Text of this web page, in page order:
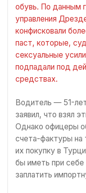
обувь. По данным
управления
конфисковали
паст, которые,
сексуальные
подпадали под
средствах.
Водитель — 51-
заявил, что взял
Однако офицеры
счета-фактуры
их покупку в
бы иметь при
заплатить